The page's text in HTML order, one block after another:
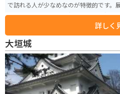
で訪れる人が少なめなのが特徴的です。
設置されており、180度のパノラマ夜景
詳しく
大垣城